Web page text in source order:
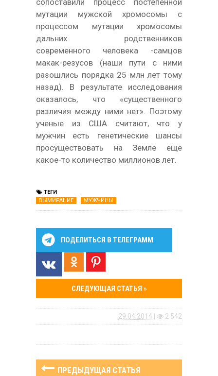
сопоставили процесс постепенной
мутации мужской хромосомы с
процессом мутации хромосомы
дальних родственников
современного человека -самцов
макак-резусов (наши пути с ними
разошлись порядка 25 млн лет тому
назад). В результате исследования
оказалось, что «существенного
различия между ними нет». Поэтому
ученые из США считают, что у
мужчин есть генетические шансы
просуществовать на Земле еще
какое-то количество миллионов лет.
ТЕГИ
ВЫМИРАНИЕ
МУЖЧИНЫ
ПОДЕЛИТЬСЯ В ТЕЛЕГРАММ
СЛЕДУЮЩАЯ СТАТЬЯ »
29.04.2014 2 542
ПРЕДЫДУЩАЯ СТАТЬЯ